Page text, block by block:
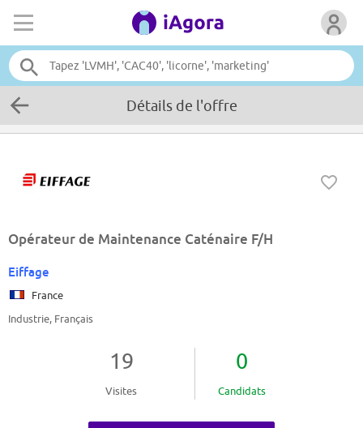
Détails de l'offre
Opérateur de Maintenance Caténaire F/H
Eiffage
France
Industrie, Français
19
Visites
0
Candidats